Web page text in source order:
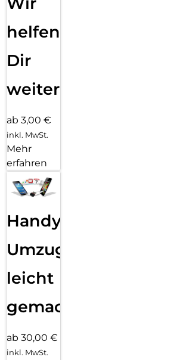
helfen
Dir
weiter
ab 3,00 €
inkl. MwSt.
Mehr
erfahren
Handy
Umzug
leicht
gemacht!
ab 30,00 €
inkl. MwSt.